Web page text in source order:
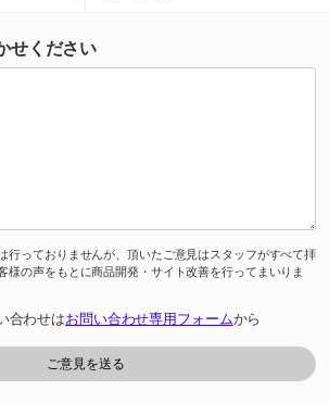
せください
行っておりませんが、頂いたご意見はスタッフがすべて拝
様の声をもとに商品開発・サイト改善を行ってまいりま
合わせはお問い合わせ専用フォームから